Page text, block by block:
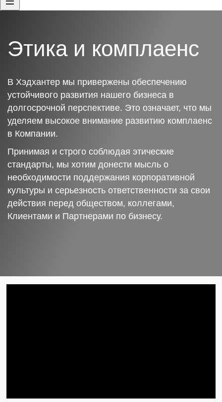
Этика и комплаенс
В Хэдхантер мы привержены обеспечению
устойчивого развития нашего бизнеса в
долгосрочной перспективе. Это означает, что мы
уделяем высокое внимание развитию комплаенс
в Компании.
Принимая и строго соблюдая этические
стандарты, мы хотим донести мысль о
необходимости поддержания корпоративной
культуры и серьезность ответственности за свои
действия перед обществом, коллегами,
Клиентами и Партнерами по бизнесу.